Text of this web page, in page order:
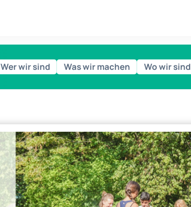
Wer wir sind Was wir machen Wo wir sind